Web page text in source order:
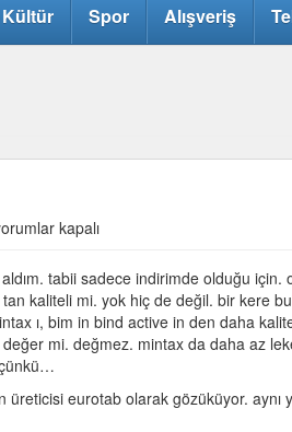
Kültür Spor Alışveriş
kapalı
tabii sadece indirimde olduğu
kaliteli mi. yok hiç de değil. bir kere
ı, bim in bind active in den daha
mi. değmez. mintax da daha az
üreticisi eurotab olarak gözüküyor.